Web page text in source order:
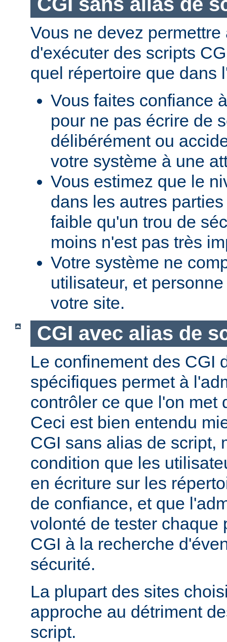
Vous ne devez
d'exécuter des scripts
quel répertoire que dans
Vous faites confiance
pour ne pas écrire de
délibérément ou
votre système à une
Vous estimez que le
dans les autres
faible qu'un trou de
moins n'est pas très
Votre système ne
utilisateur, et
votre site.
CGI avec alias de
Le confinement des CGI
spécifiques permet à
contrôler ce que l'on met
Ceci est bien entendu
CGI sans alias de script,
condition que les
en écriture sur les
de confiance, et que
volonté de tester chaque
CGI à la recherche
sécurité.
La plupart des sites
approche au détriment
script.